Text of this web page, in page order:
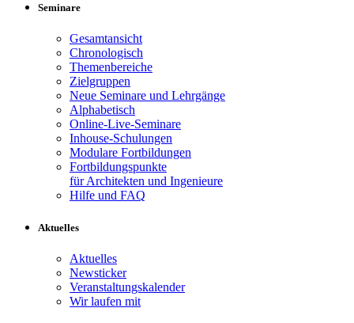
Seminare
Gesamtansicht
Chronologisch
Themenbereiche
Zielgruppen
Neue Seminare und Lehrgänge
Alphabetisch
Online-Live-Seminare
Inhouse-Schulungen
Modulare Fortbildungen
Fortbildungspunkte
für Architekten und Ingenieure
Hilfe und FAQ
Aktuelles
Aktuelles
Newsticker
Veranstaltungskalender
Wir laufen mit